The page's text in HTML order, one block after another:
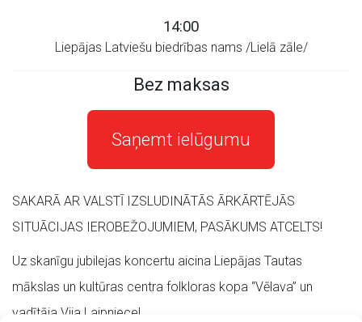
14:00
Liepājas Latviešu biedrības nams /Lielā zāle/
Bez maksas
Saņemt ielūgumu
SAKARĀ AR VALSTĪ IZSLUDINĀTĀS ĀRKĀRTĒJĀS
SITUĀCIJAS IEROBEŽOJUMIEM, PASĀKUMS ATCELTS!
Uz skanīgu jubilejas koncertu aicina Liepājas Tautas
mākslas un kultūras centra folkloras kopa “Vēlava” un
vadītāja Vija Laipniece!